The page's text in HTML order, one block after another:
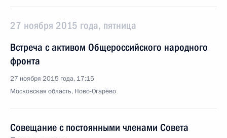
27 ноября 2015 года, пятница
Встреча с активом Общероссийского народного
фронта
27 ноября 2015 года, 17:15
Московская область, Ново-Огарёво
Совещание с постоянными членами Совета